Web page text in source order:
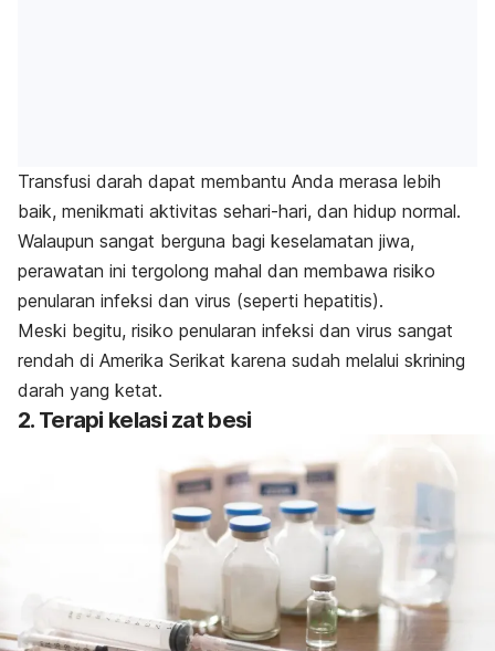
Transfusi darah dapat membantu Anda merasa lebih
baik, menikmati aktivitas sehari-hari, dan hidup normal.
Walaupun sangat berguna bagi keselamatan jiwa,
perawatan ini tergolong mahal dan membawa risiko
penularan infeksi dan virus (seperti hepatitis).
Meski begitu, risiko penularan infeksi dan virus sangat
rendah di Amerika Serikat karena sudah melalui skrining
darah yang ketat.
2. Terapi kelasi zat besi